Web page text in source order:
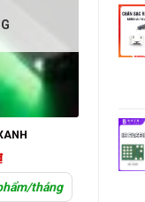
tháng